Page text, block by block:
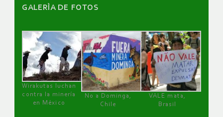
GALERÌA DE FOTOS
Wirakutas luchan
contra la minería
en México
No a Dominga,
Chile
VALE mata,
Brasil